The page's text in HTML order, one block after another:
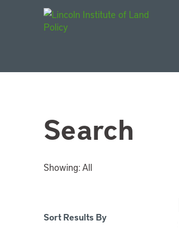
Search
Showing: All
Sort Results By